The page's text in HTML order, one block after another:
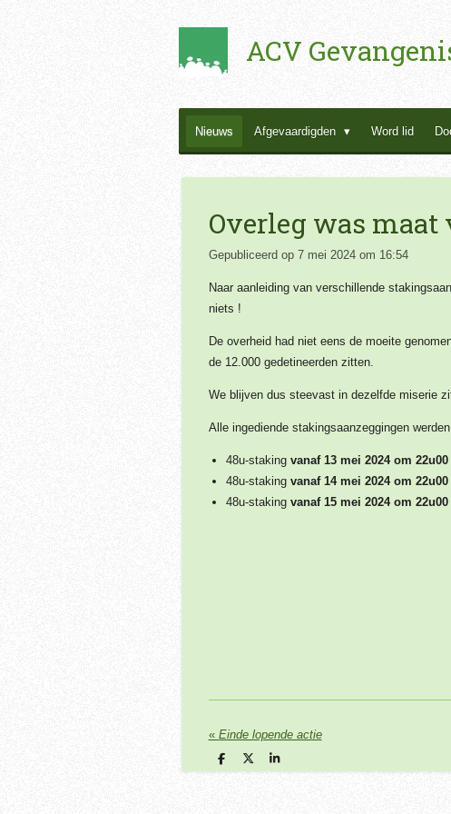
ACV
Nieuws Afgevaardigden Word lid
Overleg was maat
Gepubliceerd op 7 mei 2024 om 16:54
Naar aanleiding van verschillende
niets !
De overheid had niet eens de moeite
de 12.000 gedetineerden zitten.
We blijven dus steevast in dezelfde miserie
Alle ingediende stakingsaanzeggingen
48u-staking vanaf 13 mei 2024 om 22u00
48u-staking vanaf 14 mei 2024 om 22u00
48u-staking vanaf 15 mei 2024 om 22u00
« Einde lopende actie
D
e
D
e
S
h